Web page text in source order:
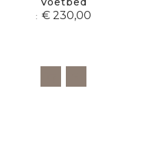
€ 230,00